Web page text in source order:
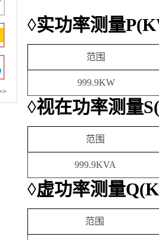
◊实功率测量
范围
999.9KW
◊视在功率测量
范围
999.9KVA
◊虚功率测量
范围